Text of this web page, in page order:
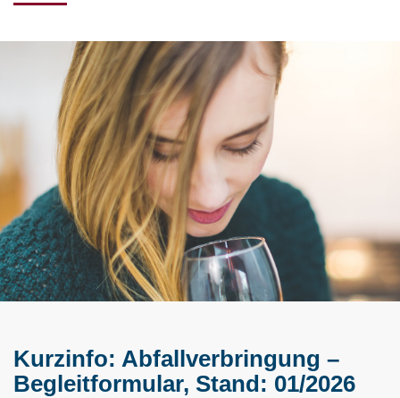
Kurzinfo: Abfallverbringung –
Begleitformular, Stand: 01/2026